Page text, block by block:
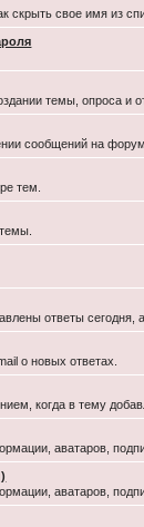
скрыть свое имя из
темы, опроса и
сообщений на
тем.
ответы
о новых ответах.
когда в тему
аватаров,
аватаров,